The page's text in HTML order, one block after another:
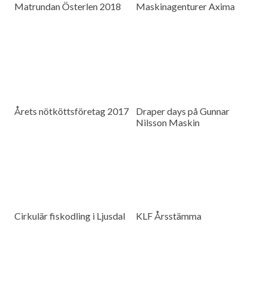
Matrundan Österlen 2018 Maskinagenturer Axima
Årets nötköttsföretag 2017
Draper days på Gunnar
Nilsson Maskin
Cirkulär fiskodling i Ljusdal KLF Årsstämma